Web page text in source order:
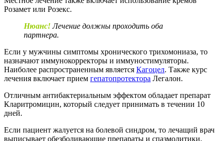
Розамет или Розекс.
Нюанс!Лечение должны проходить оба
партнера.
Если у мужчины симптомы хронического трихомониаза, то
назначают иммунокорректоры и иммуностимуляторы.
Наиболее распространенным является Кагоцел. Также курс
лечения включает прием гепатопротектора Легалон.
Отличным антибактериальным эффектом обладает препарат
Кларитромицин, который следует принимать в течении 10
дней.
Если пациент жалуется на болевой синдром, то лечащий врач
выписывает обезболивающие препараты и спазмолитики.